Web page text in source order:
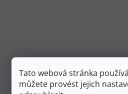
Tato webová stránka
můžete provést jejich